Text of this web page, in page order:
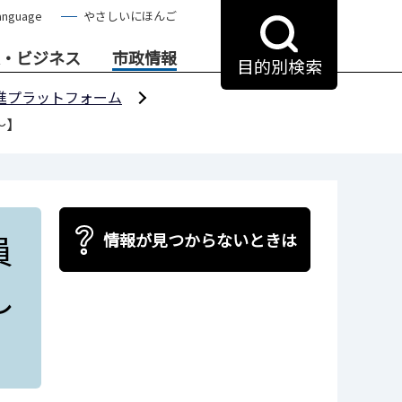
やさしいにほんご
ビジネス 市政情報 目的別検索
プラットフォーム
情報が見つからないときは